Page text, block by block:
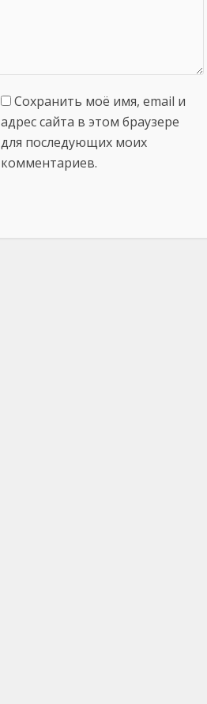
Сохранить моё имя, email и
адрес сайта в этом браузере
для последующих моих
комментариев.